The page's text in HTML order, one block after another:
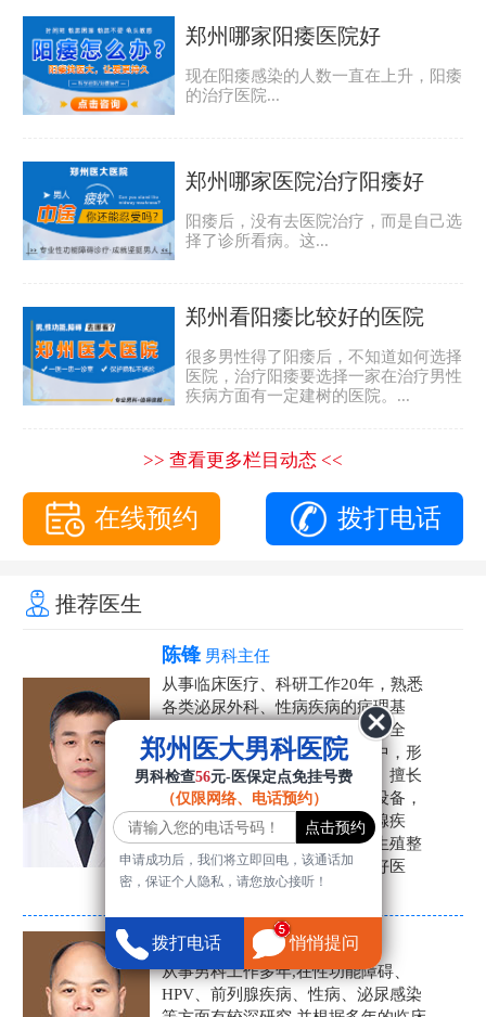
郑州哪家阳痿医院好
现在阳痿感染的人数一直在上升，阳痿
的治疗医院...
郑州哪家医院治疗阳痿好
阳痿后，没有去医院治疗，而是自己选
择了诊所看病。这...
郑州看阳痿比较好的医院
很多男性得了阳痿后，不知道如何选择
医院，治疗阳痿要选择一家在治疗男性
疾病方面有一定建树的医院。...
>> 查看更多栏目动态 <<
在线预约 拨打电话
推荐医生
陈锋 男科主任
从事临床医疗、科研工作20年，熟悉
各类泌尿外科、性病疾病的病理基
础，诊断治疗和临床操作，技术全
面。在男科疾病的诊断和诊疗中，形
成了一套独具特色的诊疗方案。擅长
运用国内外先进的医学技术和设备，
科学诊疗各类阳痿早泄、前列腺疾
病、射精障碍、性病、HPV、生殖整
形等疾病，是患者非常信赖的好医
生。
张营富
男科主任
从事男科工作多年,在性功能障碍、
HPV、前列腺疾病、性病、泌尿感染
郑州医大男科医院
男科检查56元-医保定点免挂号费
（仅限网络、电话预约）
申请成功后，我们将立即回电，该通话加
密，保证个人隐私，请您放心接听！
拨打电话 悄悄提问